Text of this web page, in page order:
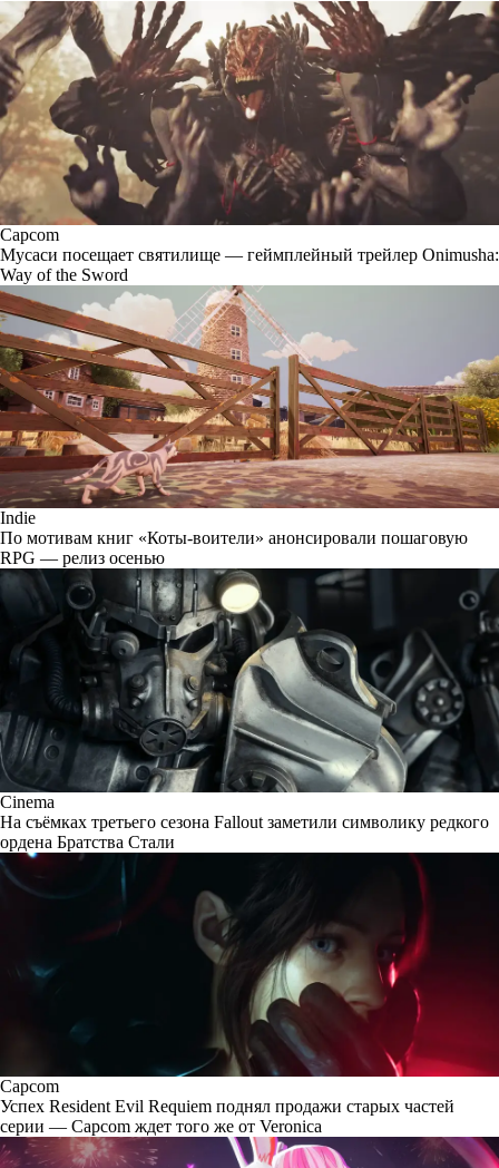
Capcom
Мусаси посещает святилище — геймплейный трейлер Onimusha:
Way of the Sword
Indie
По мотивам книг «Коты-воители» анонсировали пошаговую
RPG — релиз осенью
Cinema
На съёмках третьего сезона Fallout заметили символику редкого
ордена Братства Стали
Capcom
Успех Resident Evil Requiem поднял продажи старых частей
серии — Capcom ждет того же от Veronica